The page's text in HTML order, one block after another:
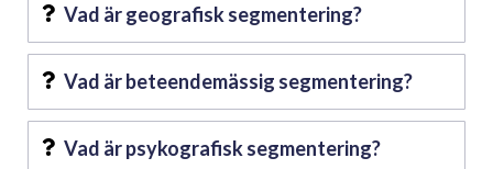
Vad är geografisk segmentering?
Vad är beteendemässig segmentering?
Vad är psykografisk segmentering?